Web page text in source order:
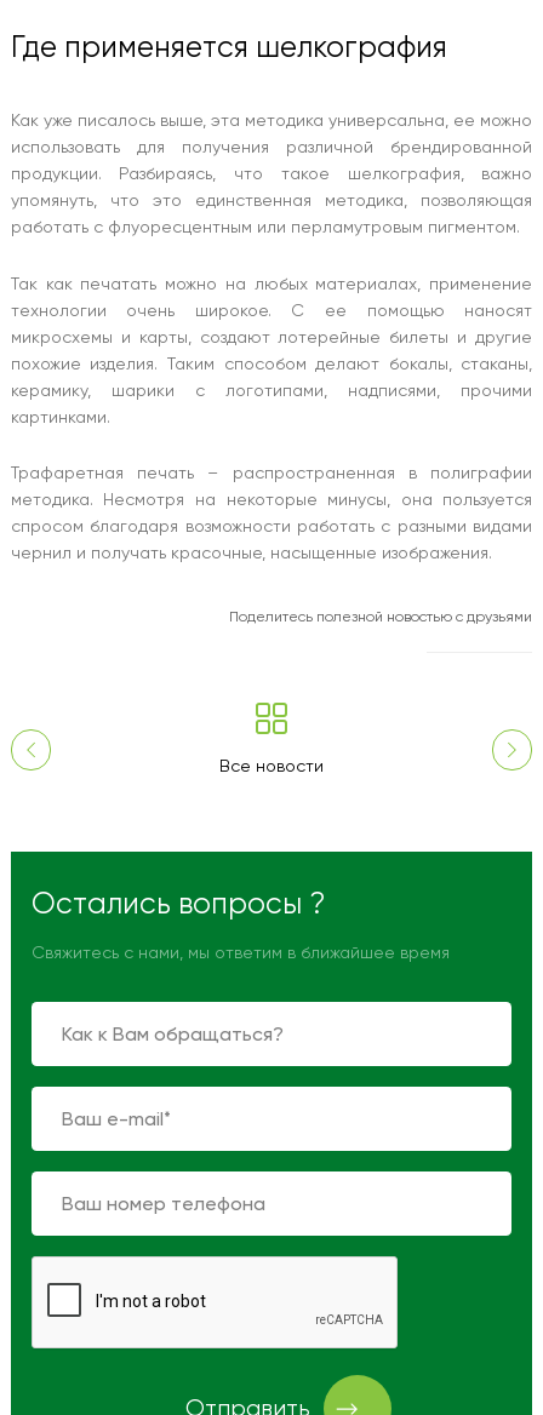
Где применяется шелкография
Как уже писалось выше, эта методика универсальна, ее можно
использовать для получения различной брендированной
продукции. Разбираясь, что такое шелкография, важно
упомянуть, что это единственная методика, позволяющая
работать с флуоресцентным или перламутровым пигментом.
Так как печатать можно на любых материалах, применение
технологии очень широкое. С ее помощью наносят
микросхемы и карты, создают лотерейные билеты и другие
похожие изделия. Таким способом делают бокалы, стаканы,
керамику, шарики с логотипами, надписями, прочими
картинками.
Трафаретная печать – распространенная в полиграфии
методика. Несмотря на некоторые минусы, она пользуется
спросом благодаря возможности работать с разными видами
чернил и получать красочные, насыщенные изображения.
Поделитесь полезной новостью с друзьями
Все новости
Остались вопросы ?
Свяжитесь с нами, мы ответим в ближайшее время
Отправить